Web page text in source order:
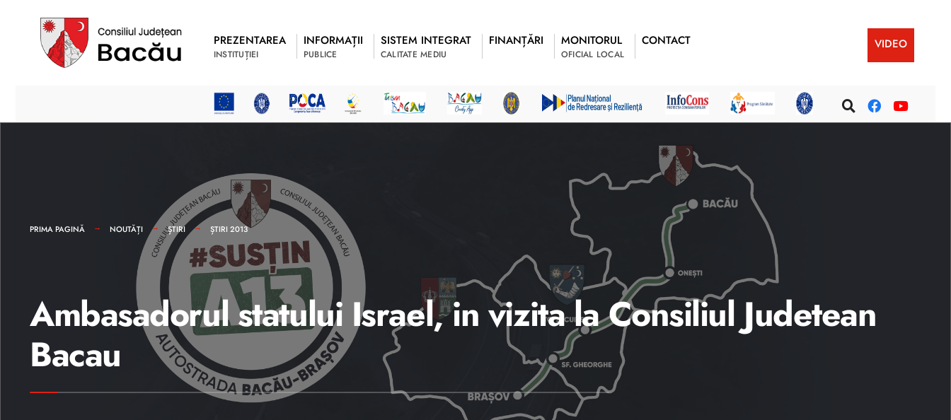
PREZENTAREA
INSTITUȚIEI
INFORMAȚII
PUBLICE
SISTEM INTEGRAT
CALITATE MEDIU
FINANȚĂRI MONITORUL
OFICIAL LOCAL
CONTACT VIDEO
PRIMA PAGINĂ NOUTĂȚI ȘTIRI ȘTIRI 2013
Ambasadorul statului Israel, in vizita la Consiliul Judetean
Bacau